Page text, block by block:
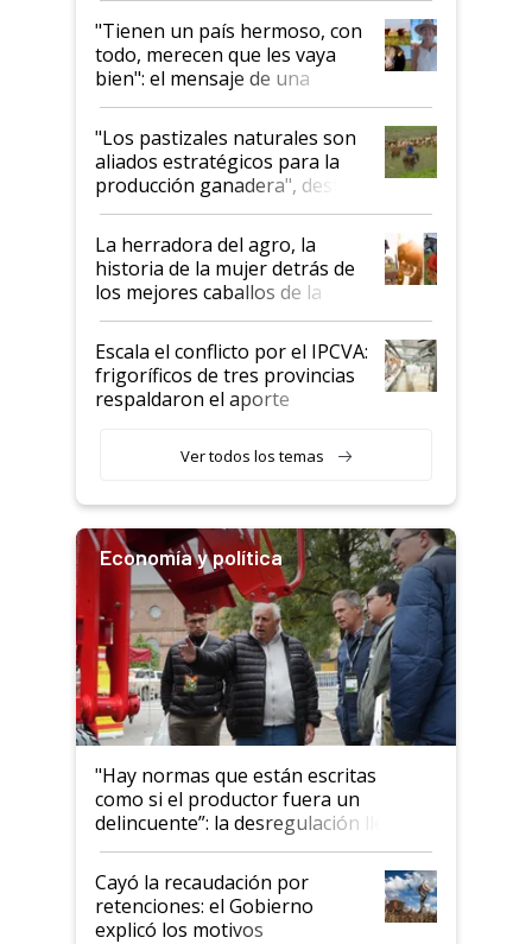
"Tienen un país hermoso, con
todo, merecen que les vaya
bien": el mensaje de una
ganadera uruguaya sobre las
oportunidades que se abren
para el agro en Argentina, con
foco en la carne
"Los pastizales naturales son
aliados estratégicos para la
producción ganadera", destaca
la iniciativa que ya reúne a 46
establecimientos en Argentina
La herradora del agro, la
historia de la mujer detrás de
los mejores caballos de la
Argentina y los mitos que
todavía hacen sufrir a estos
animales: "Mientras me
descalificaban, yo seguí
haciendo currículum"
Escala el conflicto por el IPCVA:
frigoríficos de tres provincias
respaldaron el aporte
Ver todos los temas
Economía y política
"Hay normas que están escritas
como si el productor fuera un
delincuente”: la desregulación llegó
al Congreso Aapresid y hasta se
habló del financiamiento al IPCVA
Cayó la recaudación por
retenciones: el Gobierno
explicó los motivos